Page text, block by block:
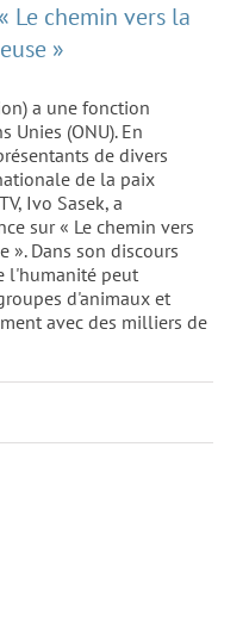
Le chemin vers la
»
a une fonction
Unies (ONU). En
de divers
de la paix
Ivo Sasek, a
sur « Le chemin vers
Dans son discours
l'humanité peut
d'animaux et
avec des milliers de